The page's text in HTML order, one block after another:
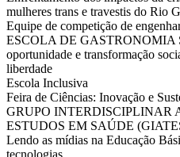
mulheres trans e travestis do Rio
Equipe de competição de
ESCOLA DE GASTRONOMIA
oportunidade e transformação
liberdade
Escola Inclusiva
Feira de Ciências: Inovação e
GRUPO
ESTUDOS EM SAÚDE
Lendo as mídias na Educação